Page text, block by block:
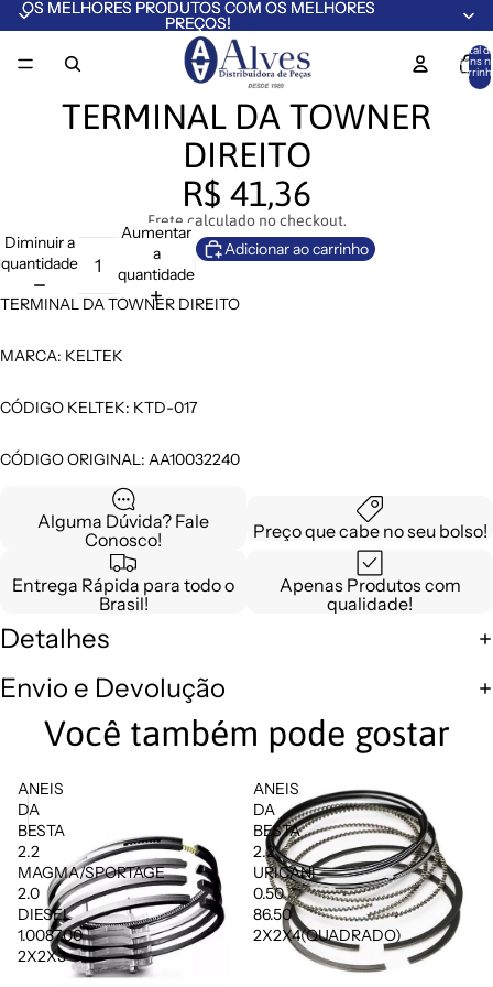
OS MELHORES PRODUTOS COM OS MELHORES
PREÇOS!
OS MELHORES PRODUTOS COM OS MELHORES
PREÇOS!
Total
itens
TERMINAL DA TOWNER
DIREITO
R$ 41,36
Frete calculado no checkout.
Diminuir a
quantidade
Aumentar
a
quantidade
Adicionar ao carrinho
TERMINAL DA TOWNER DIREITO
MARCA: KELTEK
CÓDIGO KELTEK: KTD-017
CÓDIGO ORIGINAL: AA10032240
Alguma Dúvida? Fale
Conosco!
Preço que cabe no seu bolso!
Entrega Rápida para todo o
Brasil!
Apenas Produtos com
qualidade!
Detalhes
Envio e Devolução
Você também pode gostar
ANEIS
DA
BESTA
2.2
MAGMA/SPORTAGE
2.0
DIESEL
1.0087.00
2X2X3
ANEIS
DA
BESTA
2.2
URICANI
0.50
86.50
2X2X4(QUADRADO)